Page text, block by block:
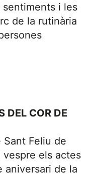
i les
de la rutinària
DEL COR DE
Sant Feliu de
vespre els actes
aniversari de la